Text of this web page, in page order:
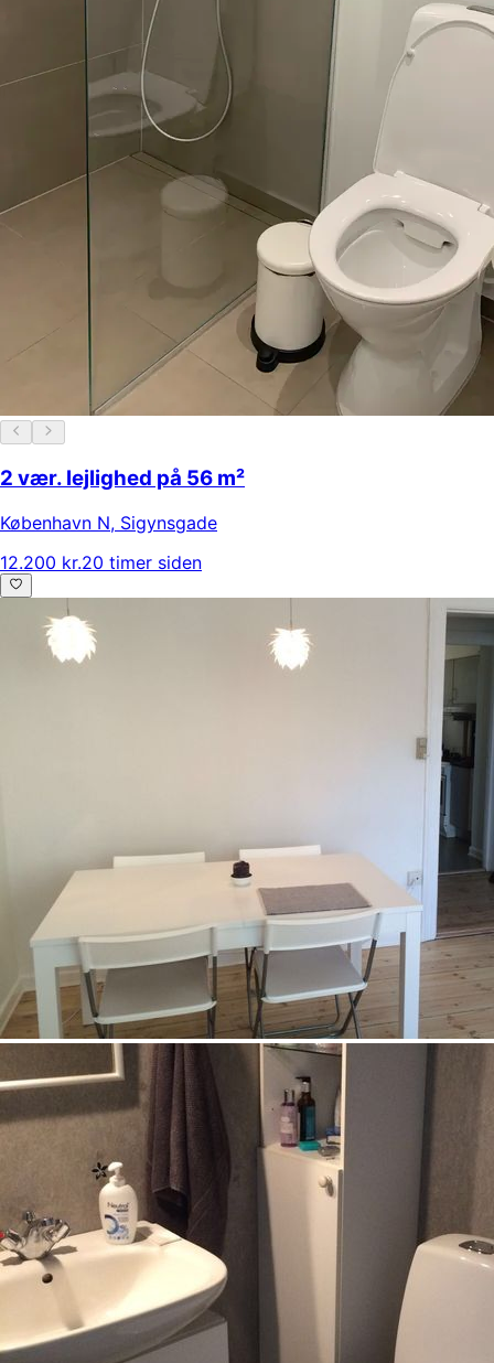
2 vær. lejlighed på 56 m²
København N, Sigynsgade
12.200 kr.20 timer siden